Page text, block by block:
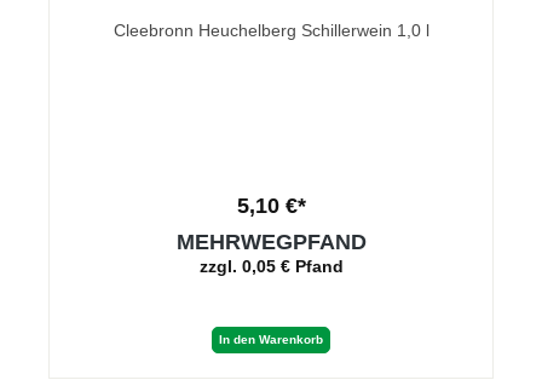
Cleebronn Heuchelberg Schillerwein 1,0 l
5,10 €*
MEHRWEGPFAND
zzgl. 0,05 € Pfand
In den Warenkorb